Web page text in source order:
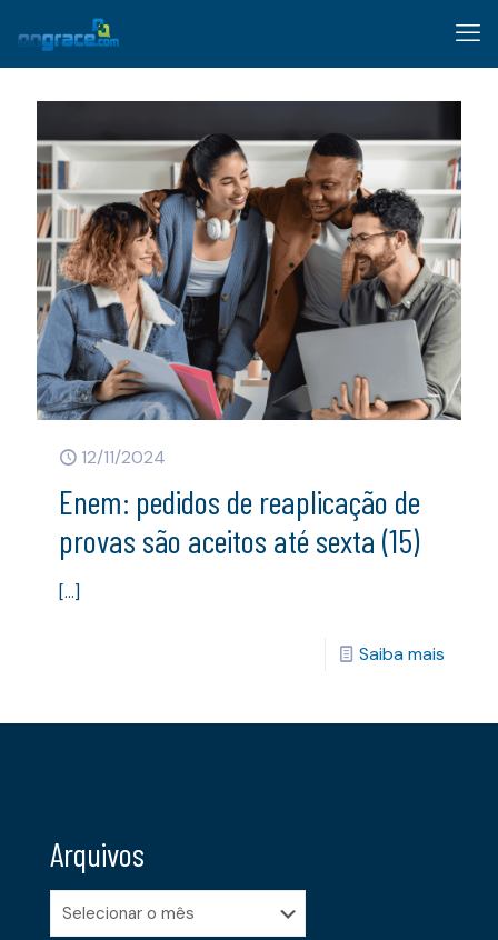
12/11/2024
Enem: pedidos de reaplicação de
provas são aceitos até sexta (15)
[…]
Saiba mais
Arquivos
Arquivos